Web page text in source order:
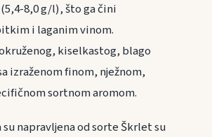
8,0 g/l), što ga čini
i laganim vinom.
kiselkastog, blago
izraženom finom, nježnom,
sortnom aromom.
su napravljena od sorte Škrlet su